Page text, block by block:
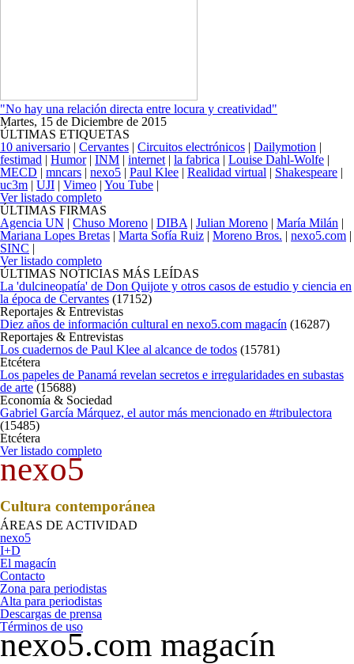
"No hay una relación directa entre locura y creatividad"
Martes, 15 de Diciembre de 2015
ÚLTIMAS ETIQUETAS
10 aniversario | Cervantes | Circuitos electrónicos | Dailymotion |
festimad | Humor| INM | internet | la fabrica | Louise Dahl-Wolfe |
MECD | mncars | nexo5 | Paul Klee | Realidad virtual | Shakespeare |
uc3m | UJI | Vimeo | You Tube |
Ver listado completo
ÚLTIMAS FIRMAS
Agencia UN | Chuso Moreno | DIBA | Julian Moreno | María Milán |
Mariana Lopes Bretas | Marta Sofía Ruiz | Moreno Bros. | nexo5.com |
SINC |
Ver listado completo
ÚLTIMAS NOTICIAS MÁS LEÍDAS
La 'dulcineopatía' de Don Quijote y otros casos de estudio y ciencia en
la época de Cervantes (17152)
Reportajes & Entrevistas
Diez años de información cultural en nexo5.com magacín (16287)
Reportajes & Entrevistas
Los cuadernos de Paul Klee al alcance de todos (15781)
Etcétera
Los papeles de Panamá revelan secretos e irregularidades en subastas
de arte (15688)
Economía & Sociedad
Gabriel García Márquez, el autor más mencionado en #tribulectora
(15485)
Etcétera
Ver listado completo
nexo5
Cultura contemporánea
ÁREAS DE ACTIVIDAD
nexo5
I+D
El magacín
Contacto
Zona para periodistas
Alta para periodistas
Descargas de prensa
Términos de uso
nexo5.com magacín